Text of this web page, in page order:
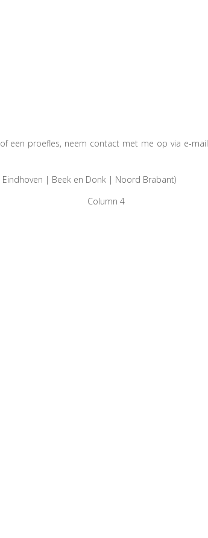
een proefles, neem contact met me op via e-mail
Eindhoven | Beek en Donk | Noord Brabant)
Column 4